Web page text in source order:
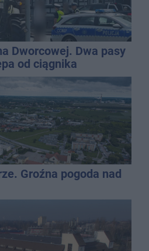
Dworcowej. Dwa pasy
od ciągnika
Groźna pogoda nad